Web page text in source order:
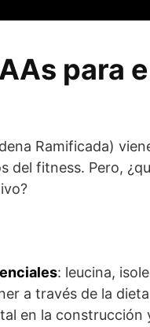
para
Ramificada)
del fitness. Pero,
: leucina,
a través de la
en la construcción